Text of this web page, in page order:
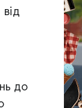
до